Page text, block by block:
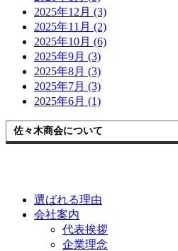
2025年12月 (3)
2025年11月 (2)
2025年10月 (6)
2025年9月 (3)
2025年8月 (3)
2025年7月 (3)
2025年6月 (1)
佐々木商会について
選ばれる理由
会社案内
代表挨拶
企業理念